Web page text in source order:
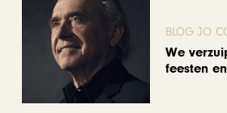
BLOG JO
We
feesten